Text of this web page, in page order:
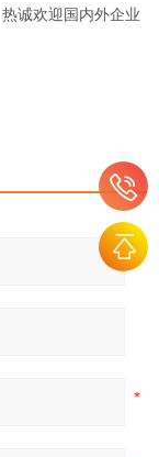
诚欢迎国内外企业